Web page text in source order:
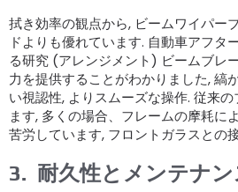
拭き効率の観点から, ビームワイパー
ドよりも優れています. 自動車アフタ
る研究 (アレンジメント) ビームブレ
力を提供することがわかりました, 縞
い視認性, よりスムーズな操作. 従来
ます, 多くの場合、フレームの摩耗に
苦労しています, フロントガラスとの
3. 耐久性とメンテナン